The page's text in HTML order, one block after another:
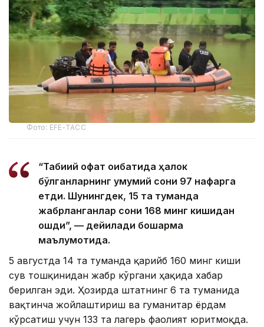
Фото: EFE-ТАСС
“Табиий офат оқибатида ҳалок
бўлганларнинг умумий сони 97 нафарга
етди. Шунингдек, 15 та туманда
жабрланганлар сони 168 минг кишидан
ошди”, — дейилади бошқарма
маълумотида.
5 августда 14 та туманда қарийб 160 минг киши
сув тошқинидан жабр кўргани ҳақида хабар
берилган эди. Ҳозирда штатнинг 6 та туманида
вақтинча жойлаштириш ва гуманитар ёрдам
кўрсатиш учун 133 та лагерь фаолият юритмоқда.